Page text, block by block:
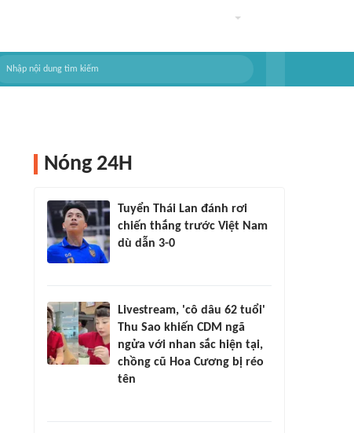
Nóng 24H
Tuyển Thái Lan đánh rơi
chiến thắng trước Việt Nam
dù dẫn 3-0
Livestream, 'cô dâu 62 tuổi'
Thu Sao khiến CDM ngã
ngửa với nhan sắc hiện tại,
chồng cũ Hoa Cương bị réo
tên